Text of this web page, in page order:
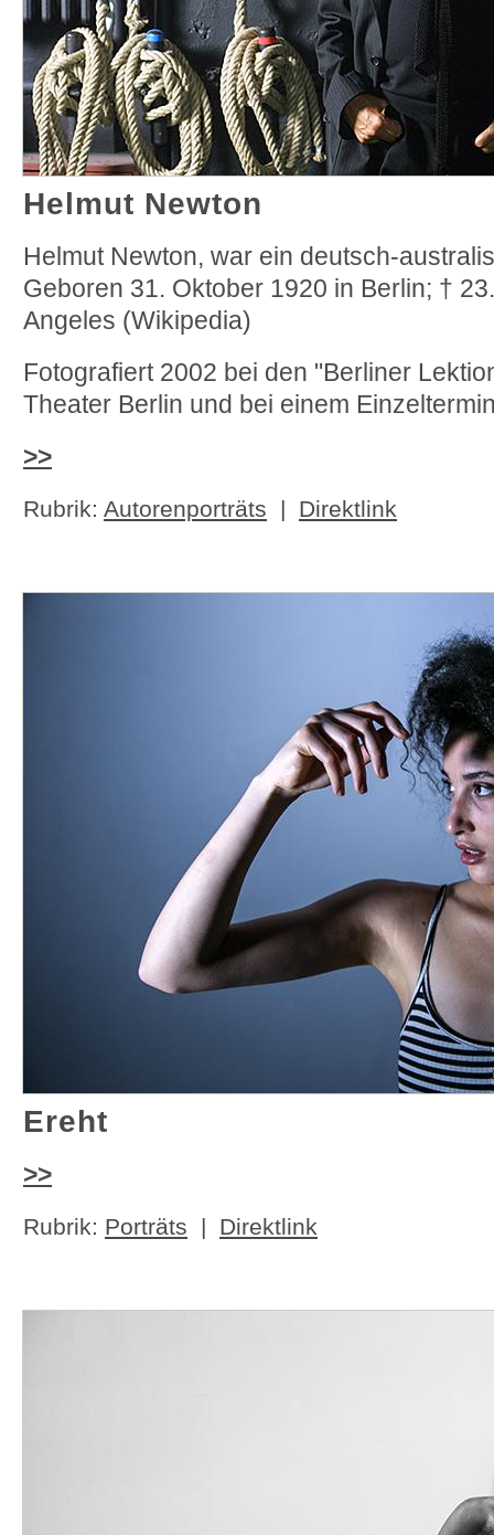
Helmut Newton
Helmut Newton, war ein deutsch-
Geboren 31. Oktober 1920 in Berlin; †
Angeles (Wikipedia)
Fotografiert 2002 bei den "Berliner
Theater Berlin und bei einem
>>
Rubrik: Autorenporträts | Direktlink
Ereht
>>
Rubrik: Porträts | Direktlink